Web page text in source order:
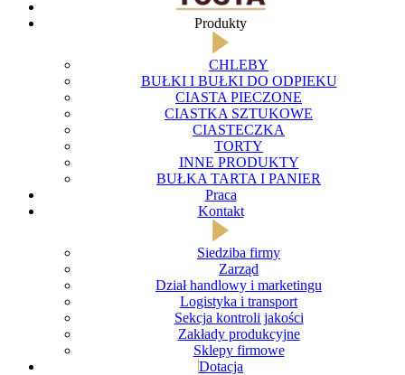
Produkty
CHLEBY
BUŁKI I BUŁKI DO ODPIEKU
CIASTA PIECZONE
CIASTKA SZTUKOWE
CIASTECZKA
TORTY
INNE PRODUKTY
BUŁKA TARTA I PANIER
Praca
Kontakt
Siedziba firmy
Zarząd
Dział handlowy i marketingu
Logistyka i transport
Sekcja kontroli jakości
Zakłady produkcyjne
Sklepy firmowe
Dotacja